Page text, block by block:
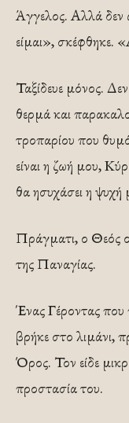
Άγγελος. Αλλά δεν
είμαι», σκέφθηκε.
Ταξίδευε μόνος.
θερμά και
τροπαρίου που
είναι η ζωή μου,
θα ησυχάσει η
Πράγματι, ο Θεός
της Παναγίας.
Ένας Γέροντας που
βρήκε στο λιμάνι,
Όρος. Τον είδε
προστασία του.